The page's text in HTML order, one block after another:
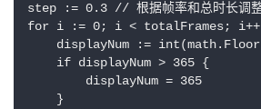
step := 0.3 // 根据帧率和总时长调
for i := 0; i < totalFrames;
displayNum :=
    if displayNum > 365 {
        displayNum = 365
    }